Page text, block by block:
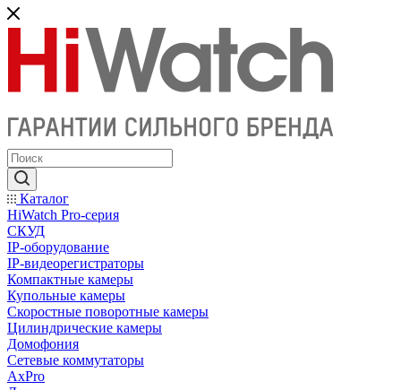
Каталог
HiWatch Pro-серия
CКУД
IP-оборудование
IP-видеорегистраторы
Компактные камеры
Купольные камеры
Скоростные поворотные камеры
Цилиндрические камеры
Домофония
Сетевые коммутаторы
AxPro